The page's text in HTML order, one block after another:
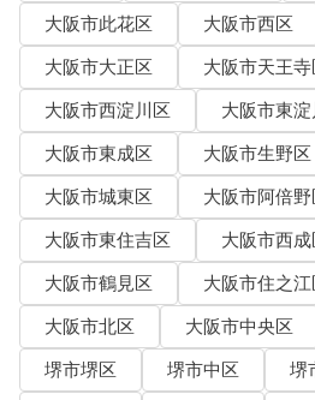
大阪市此花区
大阪市西区
大阪市大正区
大阪市天王寺
大阪市西淀川区
大阪市東淀
大阪市東成区
大阪市生野区
大阪市城東区
大阪市阿倍野
大阪市東住吉区
大阪市西成
大阪市鶴見区
大阪市住之江
大阪市北区
大阪市中央区
堺市堺区
堺市中区 堺